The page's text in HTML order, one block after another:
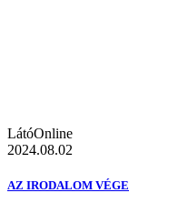
LátóOnline
2024.08.02
AZ IRODALOM VÉGE